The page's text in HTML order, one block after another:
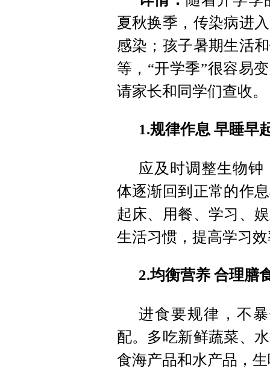
夏秋换季，传染病进
感染；孩子暑期生活
等，“开学季”很容易
请家长和同学们查收。
1.规律作息 早睡早
应及时调整生物
体逐渐回到正常的作
起床、用餐、学习、
生活习惯，提高学习
2.均衡营养 合理膳
进食要规律，不
配。多吃新鲜蔬菜、
食海产品和水产品，